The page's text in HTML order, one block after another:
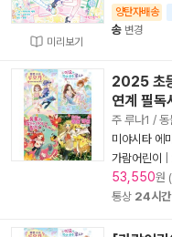
미리보기
양탄자배송
송 변경
2025 초
연계 필독
주 루나1 / 동
미야시타 에
가람어린이
53,550원
통상 24시간